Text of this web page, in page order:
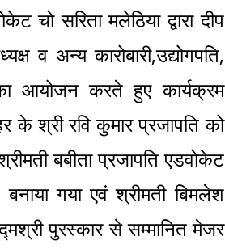
चो सरिता मलेठिया द्वारा दीप
अन्य कारोबारी,उद्योगपति,
आयोजन करते हुए कार्यक्रम
के श्री रवि कुमार प्रजापति को
बबीता प्रजापति एडवोकेट
गया एवं श्रीमती बिमलेश
पुरस्कार से सम्मानित मेजर